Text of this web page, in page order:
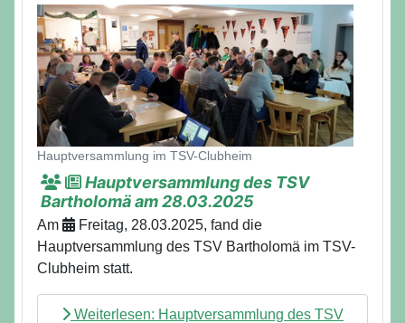
Details
Hauptversammlung im TSV-Clubheim
Hauptversammlung des TSV
Bartholomä am 28.03.2025
Am
Freitag, 28.03.2025, fand die
Hauptversammlung des TSV Bartholomä im TSV-
Clubheim statt.
Weiterlesen: Hauptversammlung des TSV